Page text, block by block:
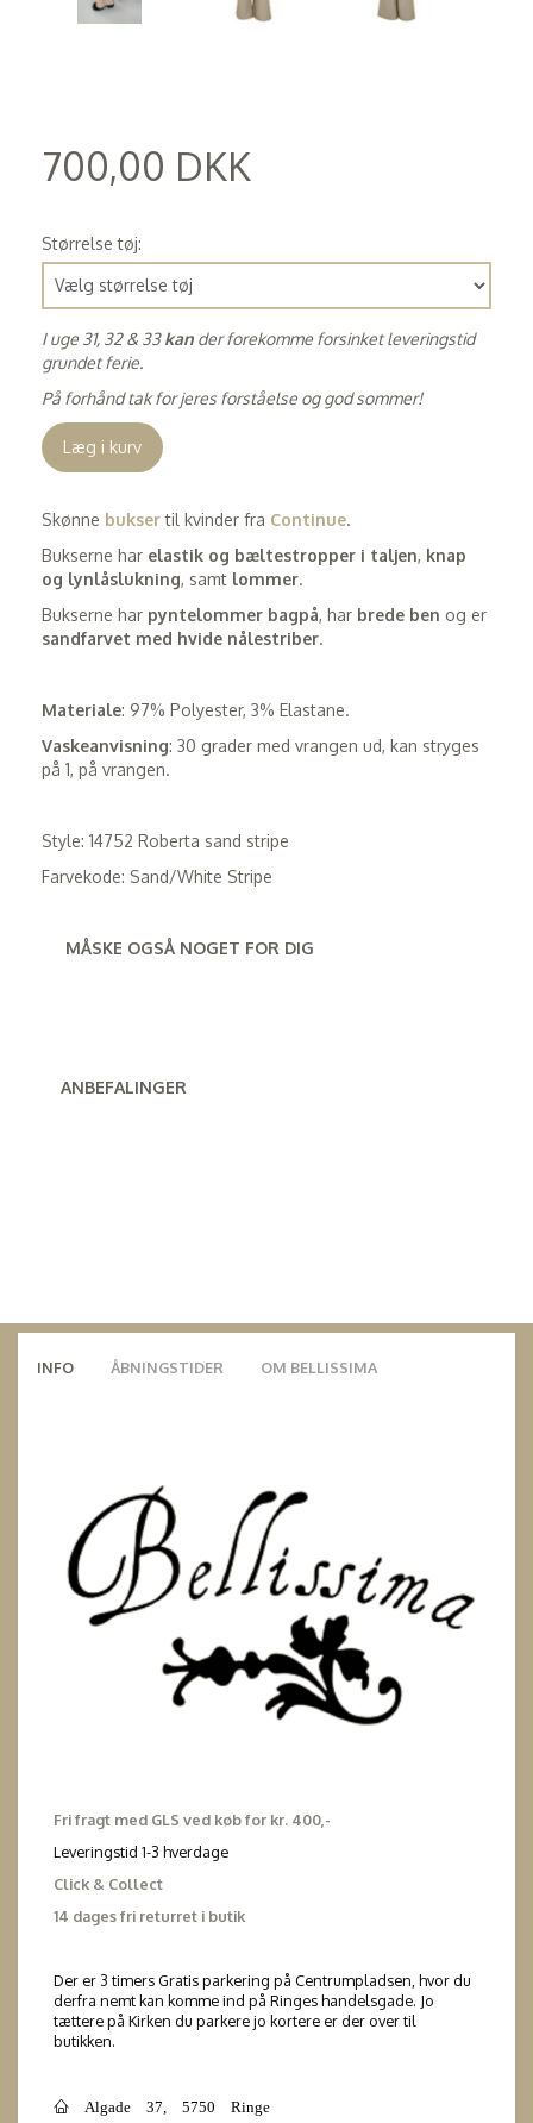
700,00 DKK
Størrelse tøj:
I uge 31, 32 & 33kan der forekomme forsinket leveringstid
grundet ferie.
På forhånd tak for jeres forståelse og god sommer!
Læg i kurv
Skønne bukser til kvinder fra Continue.
Bukserne har elastik og bæltestropper i taljen, knap
og lynlåslukning, samt lommer.
Bukserne har pyntelommer bagpå, har brede ben og er
sandfarvet med hvide nålestriber.
Materiale: 97% Polyester, 3% Elastane.
Vaskeanvisning: 30 grader med vrangen ud, kan stryges
på 1, på vrangen.
Style: 14752 Roberta sand stripe
Farvekode: Sand/White Stripe
MÅSKE OGSÅ NOGET FOR DIG
ANBEFALINGER
INFO ÅBNINGSTIDER OM BELLISSIMA
Fri fragt med GLS ved køb for kr. 400,-
Leveringstid 1-3 hverdage
Click & Collect
14 dages fri returret i butik
Der er 3 timers Gratis parkering på Centrumpladsen, hvor du
derfra nemt kan komme ind på Ringes handelsgade. Jo
tættere på Kirken du parkere jo kortere er der over til
butikken.
Algade 37, 5750 Ringe